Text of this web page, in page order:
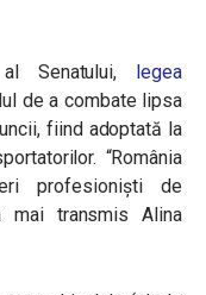
Senatului, legea
de a combate lipsa
fiind adoptată la
“România
profesioniști de
mai transmis Alina